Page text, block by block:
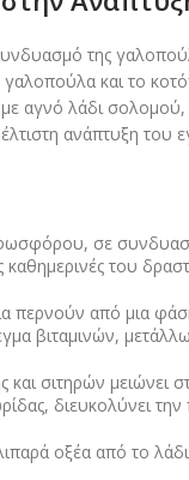
της
και το
αγνό λάδι
ανάπτυξη του
σε
καθημερινές του
περνούν από μια
βιταμινών,
σιτηρών μειώνει
διευκολύνει
οξέα από το